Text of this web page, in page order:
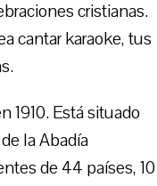
cristianas.
cantar karaoke, tus
1910. Está situado
la Abadía
de 44 países, 10